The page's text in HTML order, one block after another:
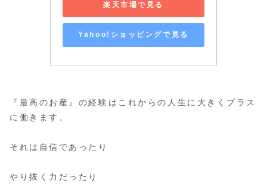
楽天市場で見る
Yahoo!ショッピングで見る
『最高のお産』の経験はこれからの人生に大きくプラス
に働きます。
それは自信であったり
やり抜く力だったり